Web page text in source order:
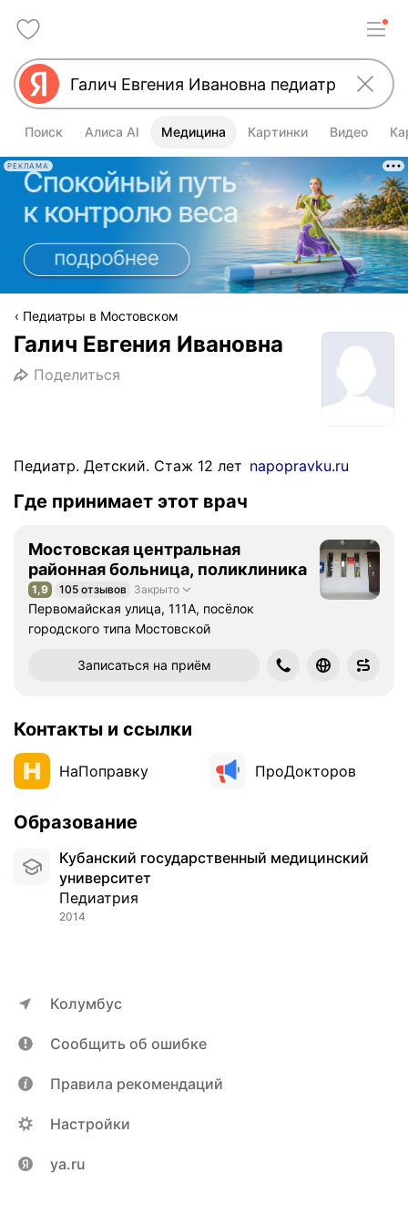
Поиск Алиса AI Медицина Картинки Видео
РЕКЛАМА
Педиатры в Мостовском
Галич Евгения Ивановна
Поделиться
Педиатр. Детский. Стаж 12 лет napopravku.ru
Где принимает этот врач
Мостовская центральная
районная больница, поликлиника
Рейтинг 1,9 из 5
1,9 105 отзывов Закрыто
Первомайская улица, 111А, посёлок
городского типа Мостовской
Записаться на приём
Контакты и ссылки
НаПоправку ПроДокторов
Образование
Кубанский государственный медицинский
университет
Педиатрия
2014
Колумбус
Сообщить об ошибке
Правила рекомендаций
Настройки
ya.ru